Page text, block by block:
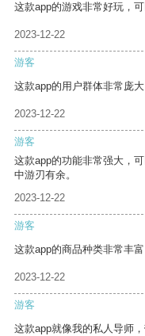
这款app的游戏非常好玩，可
2023-12-22
游客
这款app的用户群体非常庞
2023-12-22
游客
这款app的功能非常强大，
中游刃有余。
2023-12-22
游客
这款app的商品种类非常丰
2023-12-22
游客
这款app就像我的私人导师